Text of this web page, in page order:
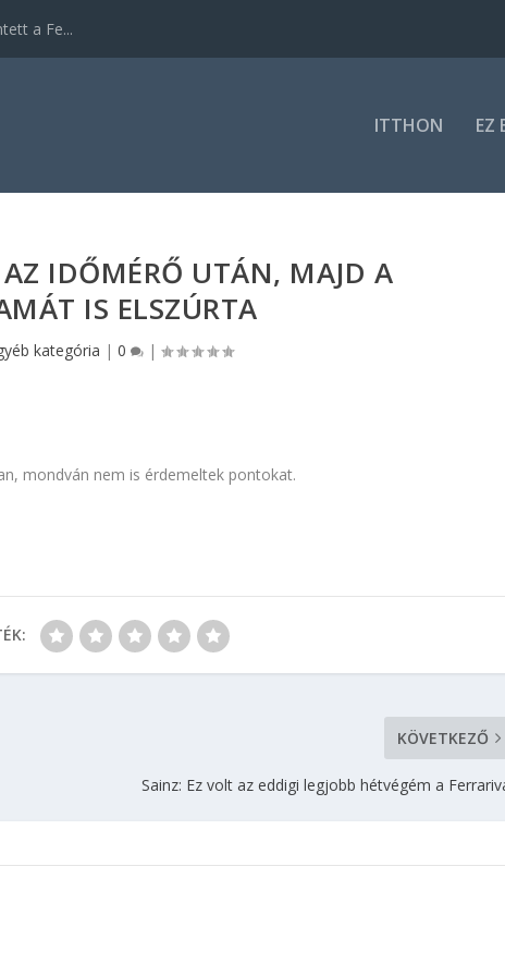
a Fe...
ITTHON EZ
IDŐMÉRŐ UTÁN, MAJD A
IS ELSZÚRTA
kategória | 0 |
mondván nem is érdemeltek pontokat.
KÖVETKEZŐ
Sainz: Ez volt az eddigi legjobb hétvégém a